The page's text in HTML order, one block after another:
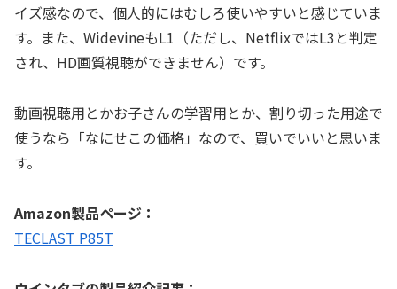
イズ感なので、個人的にはむしろ使いやすいと感じていま
す。また、WidevineもL1（ただし、NetflixではL3と判定
され、HD画質視聴ができません）です。
動画視聴用とかお子さんの学習用とか、割り切った用途で
使うなら「なにせこの価格」なので、買いでいいと思いま
す。
Amazon製品ページ：
TECLAST P85T